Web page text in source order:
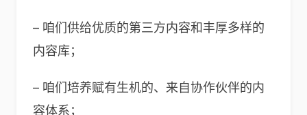
– 咱们供给优质的第三方内容和丰厚多样的
内容库；
– 咱们培养赋有生机的、来自协作伙伴的内
容体系；